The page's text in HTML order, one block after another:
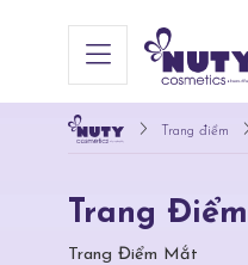
Trang điểm
Trang Điểm
Trang Điểm Mắt